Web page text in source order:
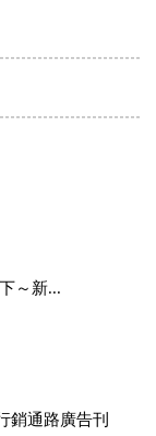
～新...
銷通路廣告刊